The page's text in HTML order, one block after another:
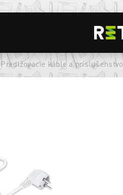
Predlžovacie káble a príslušenstvo